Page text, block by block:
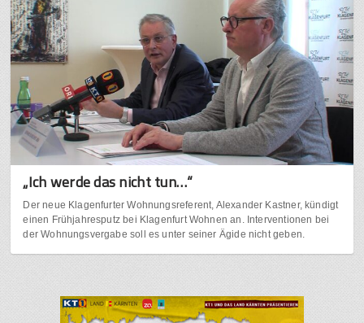
„Ich werde das nicht tun…“
Der neue Klagenfurter Wohnungsreferent, Alexander Kastner, kündigt
einen Frühjahresputz bei Klagenfurt Wohnen an. Interventionen bei
der Wohnungsvergabe soll es unter seiner Ägide nicht geben.